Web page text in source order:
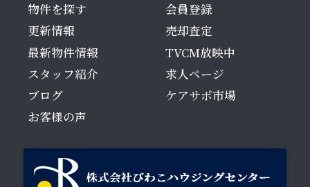
物件を探す
更新情報
最新物件情報
スタッフ紹介
ブログ
お客様の声
会員登録
売却査定
TVCM放映中
求人ページ
ケアサポ市場